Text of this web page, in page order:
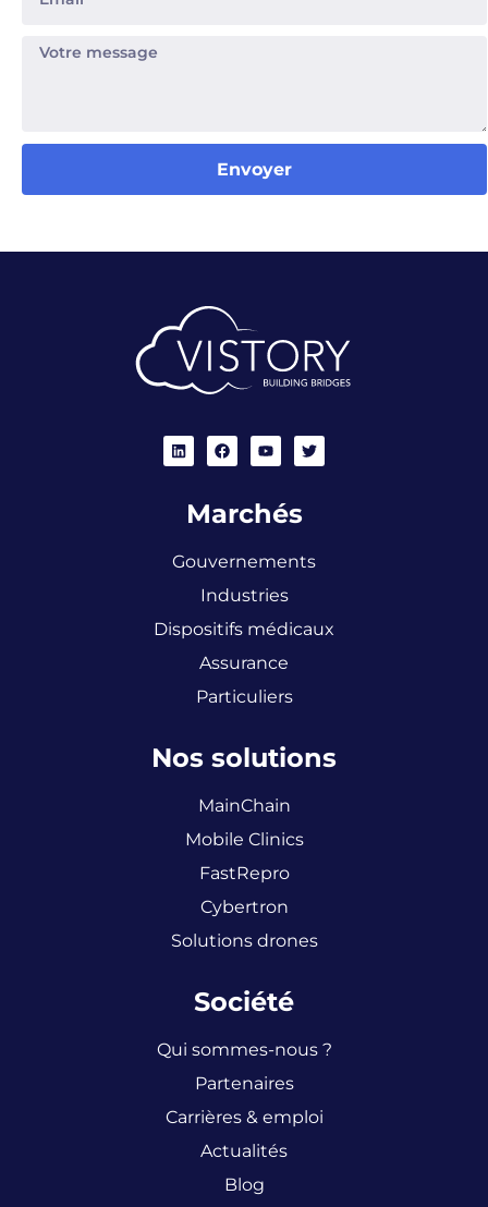
Envoyer
Marchés
Gouvernements
Industries
Dispositifs médicaux
Assurance
Particuliers
Nos solutions
MainChain
Mobile Clinics
FastRepro
Cybertron
Solutions drones
Société
Qui sommes-nous ?
Partenaires
Carrières & emploi
Actualités
Blog